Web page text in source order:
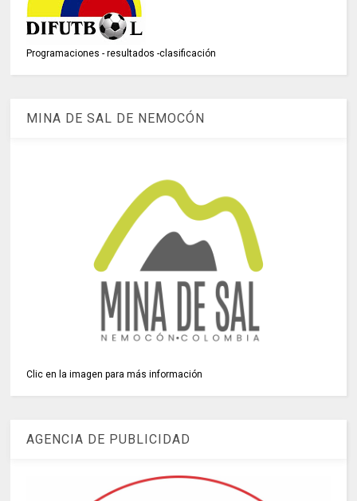
Programaciones - resultados -clasificación
MINA DE SAL DE NEMOCÓN
Clic en la imagen para más información
AGENCIA DE PUBLICIDAD